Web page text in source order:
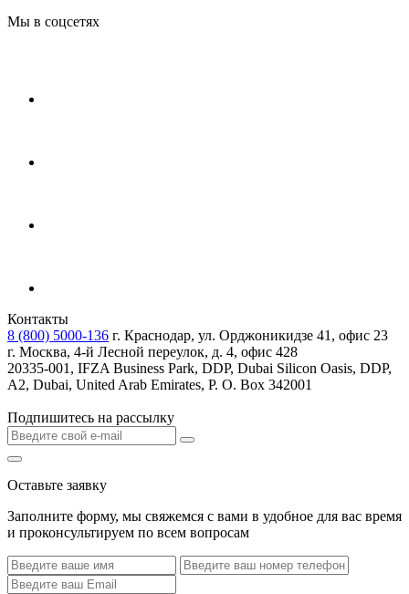
Мы в соцсетях
Контакты
8 (800) 5000-136 г. Краснодар, ул. Орджоникидзе 41, офис 23
г. Москва, 4-й Лесной переулок, д. 4, офис 428
20335-001, IFZA Business Park, DDP, Dubai Silicon Oasis, DDP,
A2, Dubai, United Arab Emirates, P. O. Box 342001
Подпишитесь на рассылку
Оставьте заявку
Заполните форму, мы свяжемся с вами в удобное для вас время
и проконсультируем по всем вопросам